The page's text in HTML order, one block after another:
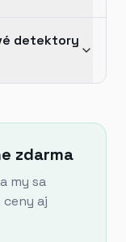
detektory
zdarma
my sa
aj